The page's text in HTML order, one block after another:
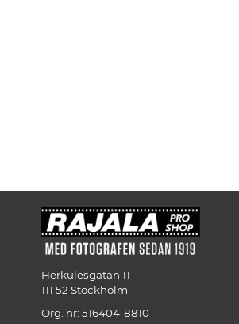
Herkulesgatan 11
111 52 Stockholm
Org. nr: 516404-8810